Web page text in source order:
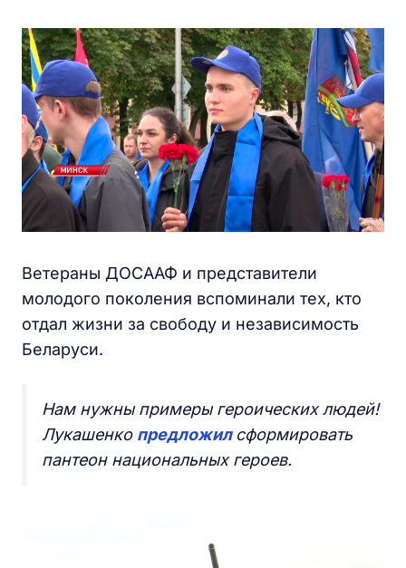
Ветераны ДОСААФ и представители
молодого поколения вспоминали тех, кто
отдал жизни за свободу и независимость
Беларуси.
Нам нужны примеры героических людей!
Лукашенко предложил сформировать
пантеон национальных героев.